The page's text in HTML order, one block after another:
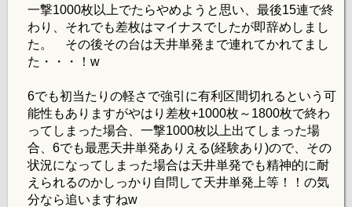
一撃1000枚以上でたらやめようと思い、最後15連で終
わり、それでも差枚はマイナスでしたが即辞めしまし
た。 その後その台は天井単発まで連れてかれてまし
た・・・！w
6でも初当たりの軽さで強引に有利区間切れるという可
能性もありますがやはり差枚+1000枚～1800枚で終わ
ってしまった場合、一撃1000枚以上出てしまった場
合、6でも最悪天井単発ありえる(経験あり)ので、その
状況になってしまった場合は天井単発でも精神的に耐
えられるのかしっかり自問して天井単発上等！！の気
分なら追いますねw